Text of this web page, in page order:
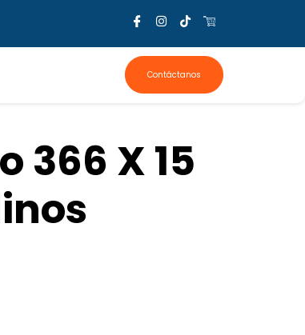
Contáctanos
366 X 15